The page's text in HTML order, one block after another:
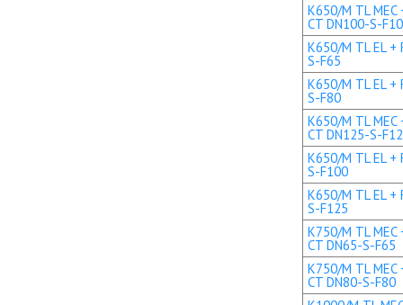
K650/M TL MEC
CT DN100-S-
K650/M TL EL +
S-F65
K650/M TL EL +
S-F80
K650/M TL MEC
CT DN125-S-
K650/M TL EL +
S-F100
K650/M TL EL +
S-F125
K750/M TL MEC
CT DN65-S-F65
K750/M TL MEC
CT DN80-S-F80